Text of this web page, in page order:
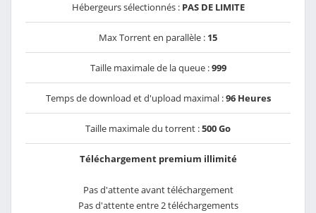
Hébergeurs sélectionnés : PAS DE LIMITE
Max Torrent en parallèle : 15
Taille maximale de la queue :999
Temps de download et d'upload maximal :96 Heures
Taille maximale du torrent :500 Go
Téléchargement premium illimité
Pas d'attente avant téléchargement
Pas d'attente entre 2 téléchargements